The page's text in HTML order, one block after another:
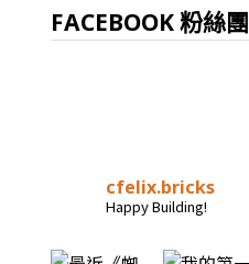
FACEBOOK 粉絲團
cfelix.bricks
Happy Building!